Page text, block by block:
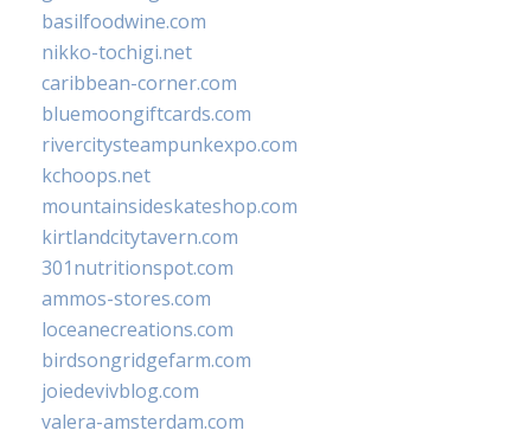
basilfoodwine.com
nikko-tochigi.net
caribbean-corner.com
bluemoongiftcards.com
rivercitysteampunkexpo.com
kchoops.net
mountainsideskateshop.com
kirtlandcitytavern.com
301nutritionspot.com
ammos-stores.com
loceanecreations.com
birdsongridgefarm.com
joiedevivblog.com
valera-amsterdam.com